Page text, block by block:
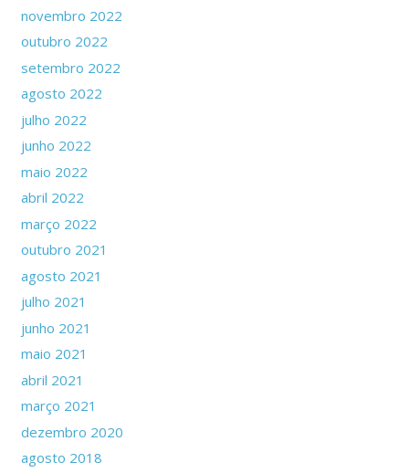
novembro 2022
outubro 2022
setembro 2022
agosto 2022
julho 2022
junho 2022
maio 2022
abril 2022
março 2022
outubro 2021
agosto 2021
julho 2021
junho 2021
maio 2021
abril 2021
março 2021
dezembro 2020
agosto 2018